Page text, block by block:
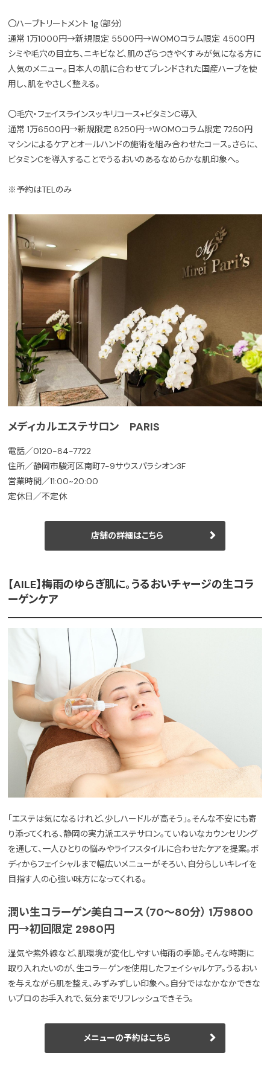
〇ハーブトリートメント 1g（部分）
通常 1万1000円→新規限定 5500円→WOMOコラム限定 4500円
シミや毛穴の目立ち、ニキビなど、肌のざらつきやくすみが気になる方に
人気のメニュー。日本人の肌に合わせてブレンドされた国産ハーブを使
用し、肌をやさしく整える。
〇毛穴・フェイスラインスッキリコース+ビタミンC導入
通常 1万6500円→新規限定 8250円→WOMOコラム限定 7250円
マシンによるケアとオールハンドの施術を組み合わせたコース。さらに、
ビタミンCを導入することでうるおいのあるなめらかな肌印象へ。
※予約はTELのみ
メディカルエステサロン PARIS
電話／0120-84-7722
住所／静岡市駿河区南町7-9サウスパラシオン3F
営業時間／11:00~20:00
定休日／不定休
店舗の詳細はこちら
【AILE】梅雨のゆらぎ肌に。うるおいチャージの生コラ
ーゲンケア
「エステは気になるけれど、少しハードルが高そう」。そんな不安にも寄
り添ってくれる、静岡の実力派エステサロン。ていねいなカウンセリング
を通して、一人ひとりの悩みやライフスタイルに合わせたケアを提案。ボ
ディからフェイシャルまで幅広いメニューがそろい、自分らしいキレイを
目指す人の心強い味方になってくれる。
潤い生コラーゲン美白コース（70～80分） 1万9800
円→初回限定 2980円
湿気や紫外線など、肌環境が変化しやすい梅雨の季節。そんな時期に
取り入れたいのが、生コラーゲンを使用したフェイシャルケア。うるおい
を与えながら肌を整え、みずみずしい印象へ。自分ではなかなかできな
いプロのお手入れで、気分までリフレッシュできそう。
メニューの予約はこちら